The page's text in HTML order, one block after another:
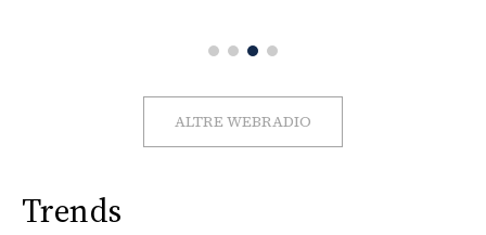
ALTRE WEBRADIO
Trends